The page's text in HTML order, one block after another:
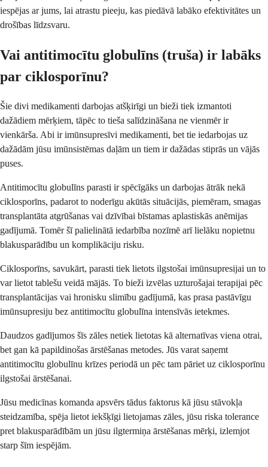
iespējas ar jums, lai atrastu pieeju, kas piedāvā labāko efektivitātes un
drošības līdzsvaru.
Vai antitimocītu globulīns (truša) ir labāks
par ciklosporīnu?
Šie divi medikamenti darbojas atšķirīgi un bieži tiek izmantoti
dažādiem mērķiem, tāpēc to tieša salīdzināšana ne vienmēr ir
vienkārša. Abi ir imūnsupresīvi medikamenti, bet tie iedarbojas uz
dažādām jūsu imūnsistēmas daļām un tiem ir dažādas stiprās un vājās
puses.
Antitimocītu globulīns parasti ir spēcīgāks un darbojas ātrāk nekā
ciklosporīns, padarot to noderīgu akūtās situācijās, piemēram, smagas
transplantāta atgrūšanas vai dzīvībai bīstamas aplastiskās anēmijas
gadījumā. Tomēr šī palielinātā iedarbība nozīmē arī lielāku nopietnu
blakusparādību un komplikāciju risku.
Ciklosporīns, savukārt, parasti tiek lietots ilgstošai imūnsupresijai un to
var lietot tablešu veidā mājās. To bieži izvēlas uzturošajai terapijai pēc
transplantācijas vai hronisku slimību gadījumā, kas prasa pastāvīgu
imūnsupresiju bez antitimocītu globulīna intensīvās ietekmes.
Daudzos gadījumos šīs zāles netiek lietotas kā alternatīvas viena otrai,
bet gan kā papildinošas ārstēšanas metodes. Jūs varat saņemt
antitimocītu globulīnu krīzes periodā un pēc tam pāriet uz ciklosporīnu
ilgstošai ārstēšanai.
Jūsu medicīnas komanda apsvērs tādus faktorus kā jūsu stāvokļa
steidzamība, spēja lietot iekšķīgi lietojamas zāles, jūsu riska tolerance
pret blakusparādībām un jūsu ilgtermiņa ārstēšanas mērķi, izlemjot
starp šīm iespējām.